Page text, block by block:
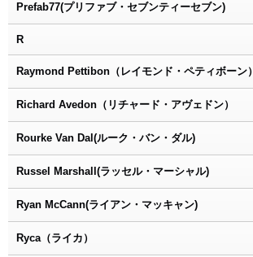
Prefab77(プリファブ・セブンティーセブン)
R
Raymond Pettibon（レイモンド・ペティボーン）
Richard Avedon（リチャード・アヴェドン）
Rourke Van Dal(ルーク・バン・ダル)
Russel Marshall(ラッセル・マーシャル)
Ryan McCann(ライアン・マッキャン)
Ryca（ライカ）